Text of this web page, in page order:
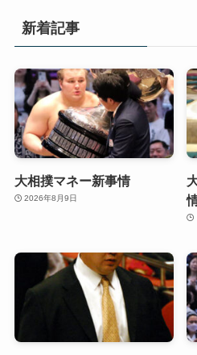
新着記事
大相撲マネー新事情
2026年8月9日